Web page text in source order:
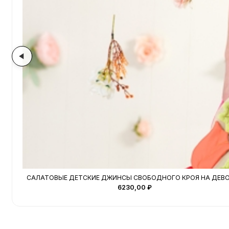
САЛАТОВЫЕ ДЕТСКИЕ ДЖИНСЫ СВОБОДНОГО КРОЯ НА
6230,00 ₽